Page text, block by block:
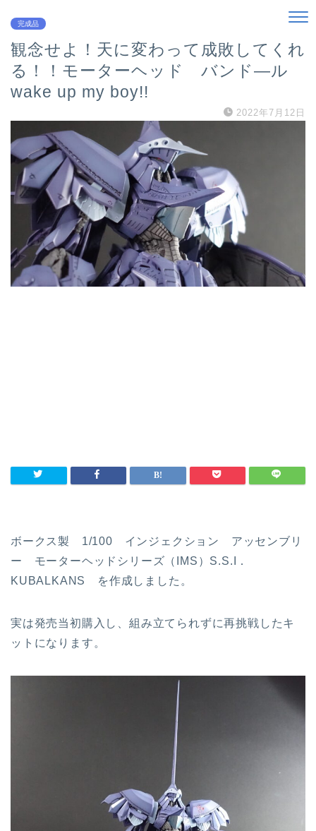
完成品
観念せよ！天に変わって成敗してくれ
る！！モーターヘッド バンド―ル
wake up my boy!!
2022年7月12日
ボークス製 1/100 インジェクション アッセンブリ
ー モーターヘッドシリーズ（IMS）S.S.I．
KUBALKANS を作成しました。
実は発売当初購入し、組み立てられずに再挑戦したキ
ットになります。